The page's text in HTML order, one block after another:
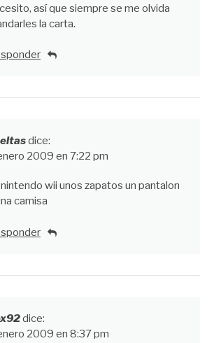
así que siempre se me olvida
la carta.
dice:
2009 en 7:22 pm
wii unos zapatos un pantalon
camisa
dice:
2009 en 8:37 pm